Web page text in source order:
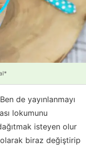
de yayınlanmayı
lokumunu
isteyen olur
biraz değiştirip